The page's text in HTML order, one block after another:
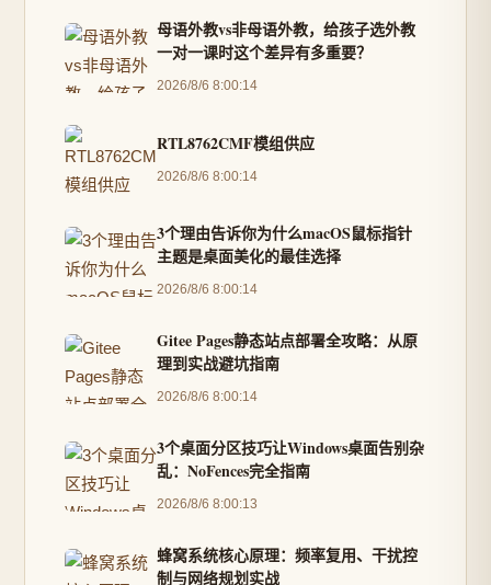
母语外教vs非母语外教，给孩子选外教
一对一课时这个差异有多重要？
2026/8/6 8:00:14
RTL8762CMF模组供应
2026/8/6 8:00:14
3个理由告诉你为什么macOS鼠标指针
主题是桌面美化的最佳选择
2026/8/6 8:00:14
Gitee Pages静态站点部署全攻略：从原
理到实战避坑指南
2026/8/6 8:00:14
3个桌面分区技巧让Windows桌面告别杂
乱：NoFences完全指南
2026/8/6 8:00:13
蜂窝系统核心原理：频率复用、干扰控
制与网络规划实战